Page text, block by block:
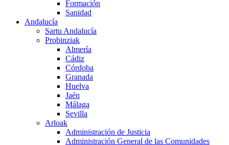
Formación
Sanidad
Andalucía
Sartu Andalucía
Probinziak
Almería
Cádiz
Córdoba
Granada
Huelva
Jaén
Málaga
Sevilla
Arloak
Administración de Justicia
Administración General de las Comunidades